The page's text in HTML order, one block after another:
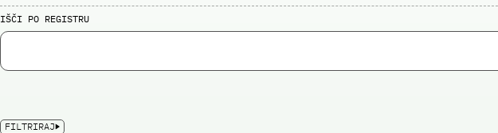
IŠČI PO REGISTRU
FILTRIRAJ